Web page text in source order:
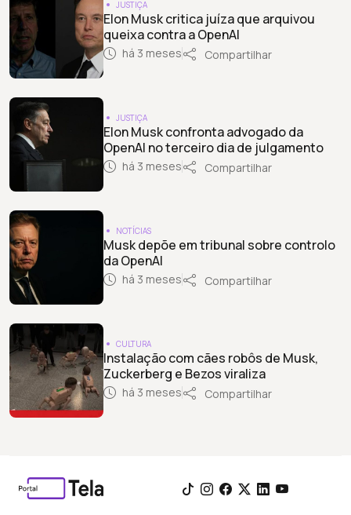
JUSTIÇA
Elon Musk critica juíza que arquivou
queixa contra a OpenAI
há 3 meses Compartilhar
JUSTIÇA
Elon Musk confronta advogado da
OpenAI no terceiro dia de julgamento
há 3 meses Compartilhar
NOTÍCIAS
Musk depõe em tribunal sobre controlo
da OpenAI
há 3 meses Compartilhar
CULTURA
Instalação com cães robôs de Musk,
Zuckerberg e Bezos viraliza
há 3 meses Compartilhar